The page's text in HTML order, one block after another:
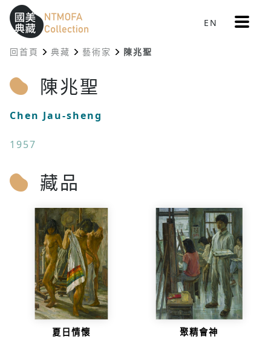
跳到中間主要內容區
網站導覽
::: EN 更
多
:::
回首頁 典藏 藝術家 陳兆聖
陳兆聖
Chen Jau-sheng
1957
藏品
夏日情懷 聚精會神